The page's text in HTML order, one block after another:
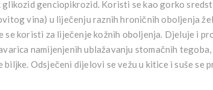
genciopikrozid. Koristi se kao gorko
vina) u liječenju raznih hroničnih oboljenja
se koristi za liječenje kožnih oboljenja. Djeluje i
namijenjenih ublažavanju stomačnih
Odsječeni dijelovi se vežu u kitice i suše se